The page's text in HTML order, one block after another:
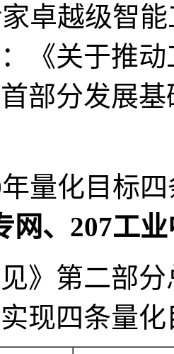
卓越级智
：《关于推
部分发展
年量化目标
网、207工
》第二部
现四条量化